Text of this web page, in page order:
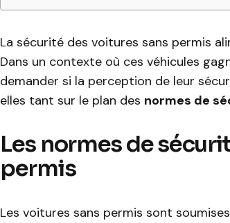
La sécurité des voitures sans permis
Dans un contexte où ces véhicules
demander si la perception de leur
elles tant sur le plan des normes de
Les normes de
permis
Les voitures sans permis sont